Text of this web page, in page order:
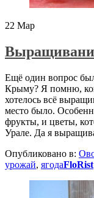
22 Мар
Ещё один вопрос
Крыму? Я помню,
хотелось всё
место было.
фрукты, и цветы,
Урале. Да я
Опубликовано в:
урожай, ягодаFloRist